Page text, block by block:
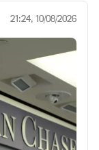
21:24, 10/08/2026